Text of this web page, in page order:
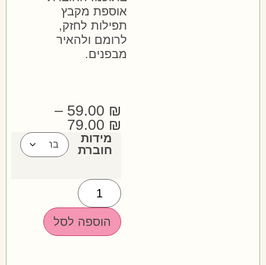
אוספת מקבץ
תפילות לחזק,
לרומם ולהאיר
59.00
–
79.00
הוספה לסל